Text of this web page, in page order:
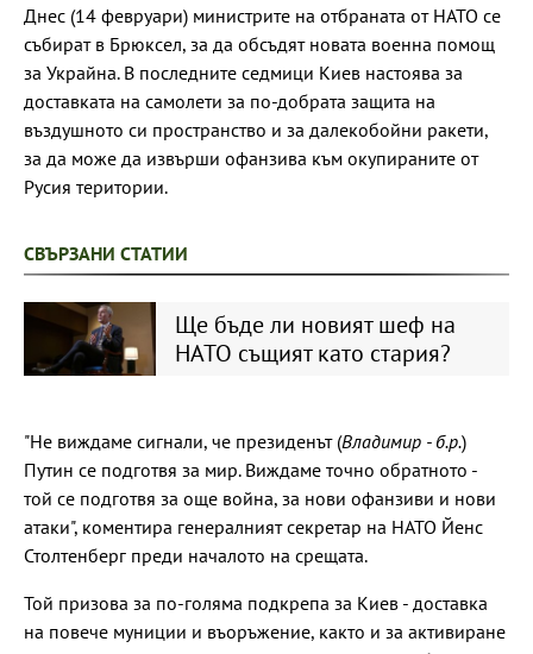
Днес (14 февруари) министрите на отбраната от НАТО се
събират в Брюксел, за да обсъдят новата военна помощ
за Украйна. В последните седмици Киев настоява за
доставката на самолети за по-добрата защита на
въздушното си пространство и за далекобойни ракети,
за да може да извърши офанзива към окупираните от
Русия територии.
СВЪРЗАНИ СТАТИИ
Ще бъде ли новият шеф на
НАТО същият като стария?
"Не виждаме сигнали, че президенът (Владимир - б.р.)
Путин се подготвя за мир. Виждаме точно обратното -
той се подготвя за още война, за нови офанзиви и нови
атаки", коментира генералният секретар на НАТО Йенс
Столтенберг преди началото на срещата.
Той призова за по-голяма подкрепа за Киев - доставка
на повече муниции и въоръжение, както и за активиране